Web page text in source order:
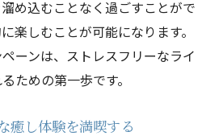
バランスを整える気仙沼市で
体の調和を気仙沼市で実現
め込むことなく過ごすことがで
楽しむことが可能になります。
ーンは、ストレスフリーなライ
ための第一歩です。
癒し体験を満喫する